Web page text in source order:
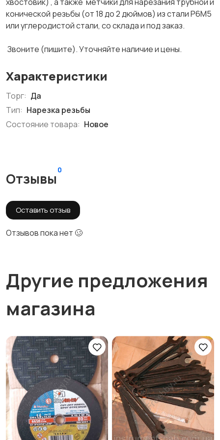
конической резьбы (от 18 до 2 дюймов) из стали Р6М5
или углеродистой стали, со склада и под заказ.
Звоните (пишите). Уточняйте наличие и цены.
Характеристики
Торг: Да
Тип: Нарезка резьбы
Состояние товара: Новое
Отзывы
0
Оставить отзыв
Отзывов пока нет 🥴
Другие предложения
магазина